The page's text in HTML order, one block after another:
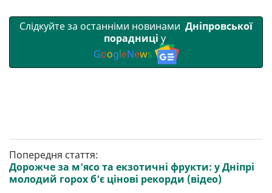
Слідкуйте за останніми новинами Дніпровської
порадниці у
GoogleNews
Попередня стаття:
Дорожче за м'ясо та екзотичні фрукти: у Дніпрі
молодий горох б’є цінові рекорди (відео)